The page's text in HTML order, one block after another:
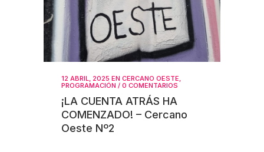
12 ABRIL, 2025 EN CERCANO OESTE,
PROGRAMACIÓN / 0 COMENTARIOS
¡LA CUENTA ATRÁS HA
COMENZADO! – Cercano
Oeste Nº2